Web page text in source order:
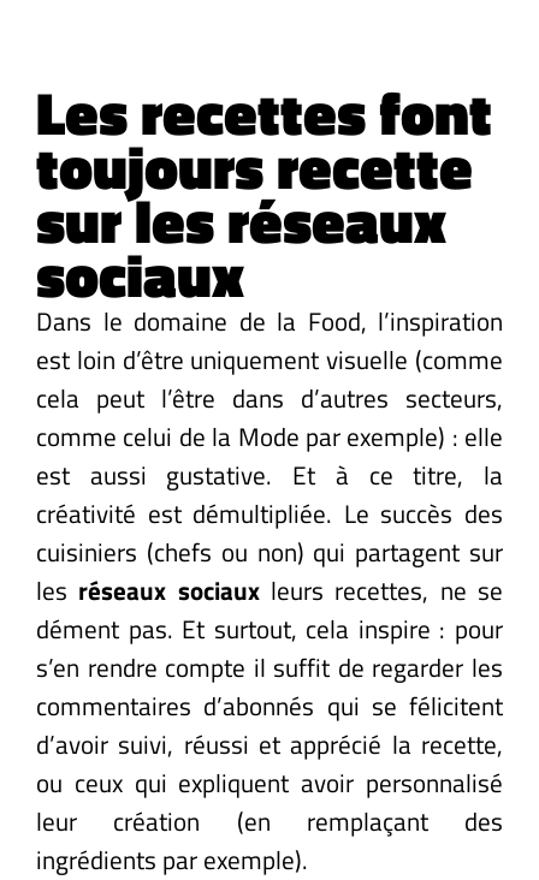
Les recettes font
toujours recette
sur les réseaux
sociaux
Dans le domaine de la Food, l’inspiration
est loin d’être uniquement visuelle (comme
cela peut l’être dans d’autres secteurs,
comme celui de la Mode par exemple) : elle
est aussi gustative. Et à ce titre, la
créativité est démultipliée. Le succès des
cuisiniers (chefs ou non) qui partagent sur
les réseaux sociauxleurs recettes, ne se
dément pas. Et surtout, cela inspire : pour
s’en rendre compte il suffit de regarder les
commentaires d’abonnés qui se félicitent
d’avoir suivi, réussi et apprécié la recette,
ou ceux qui expliquent avoir personnalisé
leur création (en remplaçant des
ingrédients par exemple).